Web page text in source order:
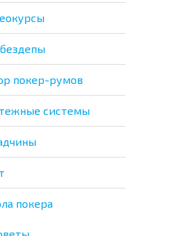
покер-румов
системы
покера